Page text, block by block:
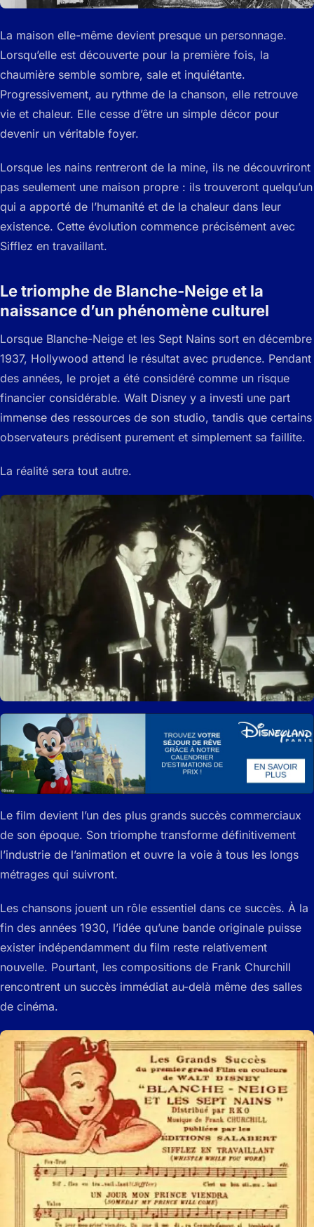
La maison elle-même devient presque un personnage.
Lorsqu’elle est découverte pour la première fois, la
chaumière semble sombre, sale et inquiétante.
Progressivement, au rythme de la chanson, elle retrouve
vie et chaleur. Elle cesse d’être un simple décor pour
devenir un véritable foyer.
Lorsque les nains rentreront de la mine, ils ne découvriront
pas seulement une maison propre : ils trouveront quelqu’un
qui a apporté de l’humanité et de la chaleur dans leur
existence. Cette évolution commence précisément avec
Sifflez en travaillant.
Le triomphe de Blanche-Neige et la
naissance d’un phénomène culturel
Lorsque Blanche-Neige et les Sept Nains sort en décembre
1937, Hollywood attend le résultat avec prudence. Pendant
des années, le projet a été considéré comme un risque
financier considérable. Walt Disney y a investi une part
immense des ressources de son studio, tandis que certains
observateurs prédisent purement et simplement sa faillite.
La réalité sera tout autre.
Le film devient l’un des plus grands succès commerciaux
de son époque. Son triomphe transforme définitivement
l’industrie de l’animation et ouvre la voie à tous les longs
métrages qui suivront.
Les chansons jouent un rôle essentiel dans ce succès. À la
fin des années 1930, l’idée qu’une bande originale puisse
exister indépendamment du film reste relativement
nouvelle. Pourtant, les compositions de Frank Churchill
rencontrent un succès immédiat au-delà même des salles
de cinéma.